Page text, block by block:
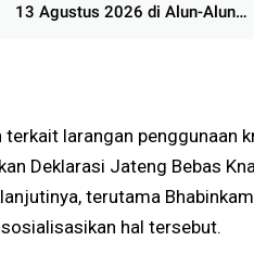
13 Agustus 2026 di Alun-Alun
terkait larangan penggunaan
Deklarasi Jateng Bebas
terutama
hal tersebut.